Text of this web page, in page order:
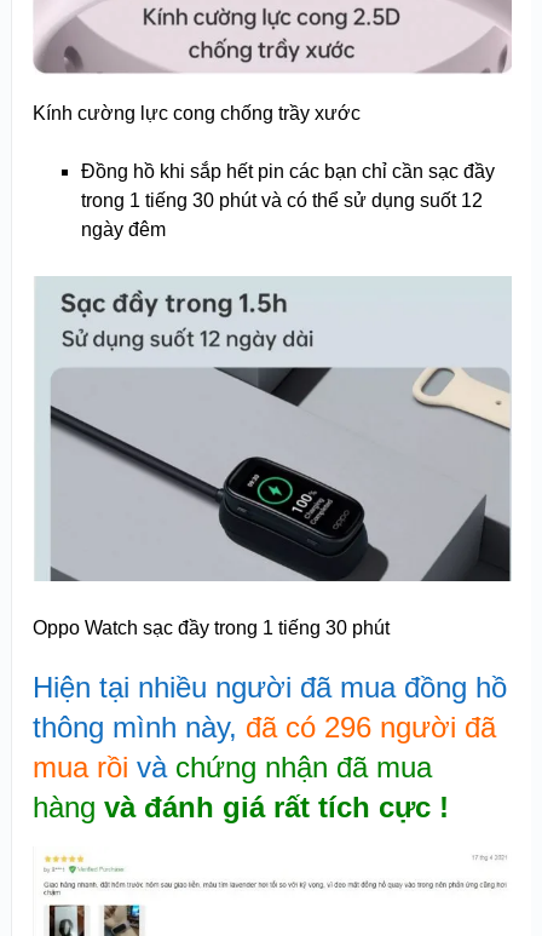
Kính cường lực cong chống trầy xước
Đồng hồ khi sắp hết pin các bạn chỉ cần sạc đầy
trong 1 tiếng 30 phút và có thể sử dụng suốt 12
ngày đêm
Oppo Watch sạc đầy trong 1 tiếng 30 phút
Hiện tại nhiều người đã mua đồng hồ
thông mình này, đã có 296 người đã
mua rồi và chứng nhận đã mua
hàng và đánh giá rất tích cực !